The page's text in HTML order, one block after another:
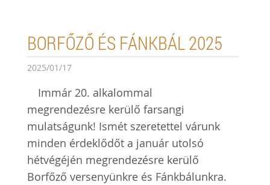
BORFŐZŐ ÉS FÁNKBÁL 2025
2025/01/17
Immár 20. alkalommal
megrendezésre kerülő farsangi
mulatságunk! Ismét szeretettel várunk
minden érdeklődőt a január utolsó
hétvégéjén megrendezésre kerülő
Borfőző versenyünkre és Fánkbálunkra.